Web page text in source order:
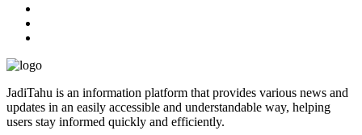
JadiTahu is an information platform that provides various news and
updates in an easily accessible and understandable way, helping
users stay informed quickly and efficiently.